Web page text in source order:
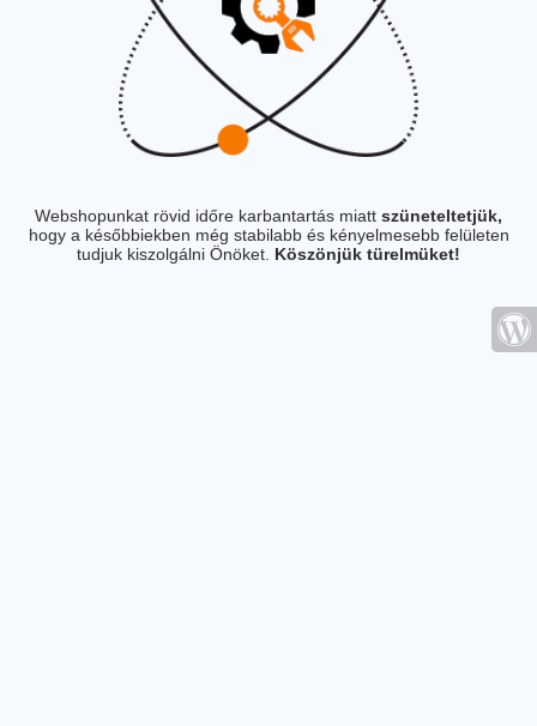
Webshopunkat rövid időre karbantartás miatt szüneteltetjük,
hogy a későbbiekben még stabilabb és kényelmesebb felületen
tudjuk kiszolgálni Önöket. Köszönjük türelmüket!